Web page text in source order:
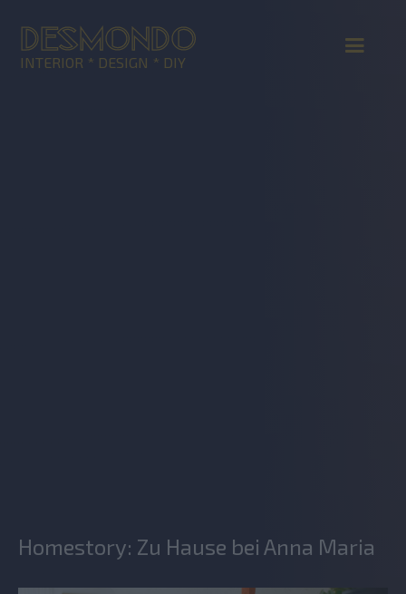
DESMONDO
INTERIOR * DESIGN * DIY
Homestory: Zu Hause bei Anna Maria